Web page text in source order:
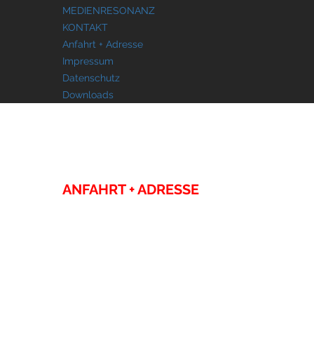
MEDIENRESONANZ
KONTAKT
Anfahrt + Adresse
Impressum
Datenschutz
Downloads
ANFAHRT + ADRESSE